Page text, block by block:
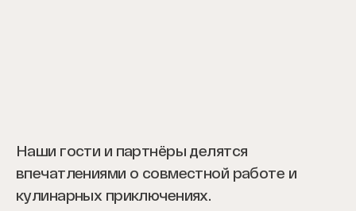
Наши гости и партнёры делятся
впечатлениями о совместной работе и
кулинарных приключениях.